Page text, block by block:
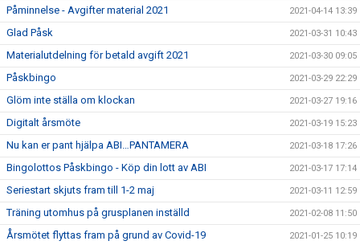
Påminnelse - Avgifter material 2021 2021-04-14 13:39
Glad Påsk 2021-03-31 10:43
Materialutdelning för betald avgift 2021 2021-03-30 09:05
Påskbingo 2021-03-29 22:29
Glöm inte ställa om klockan 2021-03-27 19:16
Digitalt årsmöte 2021-03-19 15:23
Nu kan er pant hjälpa ABI…PANTAMERA 2021-03-18 17:26
Bingolottos Påskbingo - Köp din lott av ABI 2021-03-17 17:14
Seriestart skjuts fram till 1-2 maj 2021-03-11 12:59
Träning utomhus på grusplanen inställd 2021-02-08 11:50
Årsmötet flyttas fram på grund av Covid-19 2021-01-25 10:19